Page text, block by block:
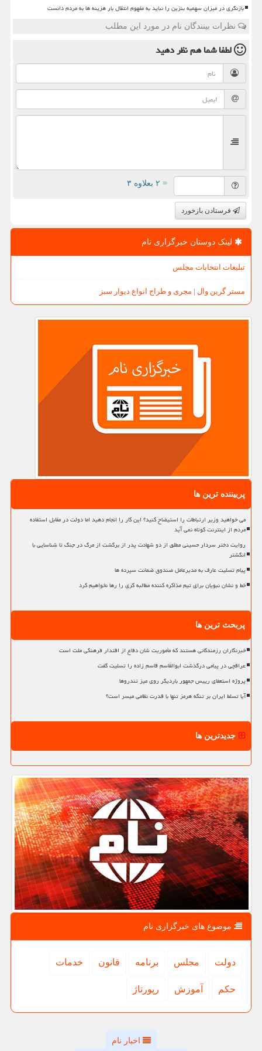
بازنگری در میزان سهمیه بنزین را نباید به مفهوم انتقال بار هزینه ها به مردم دانست
نظرات بینندگان نام در مورد این مطلب
لطفا شما همنظر دهید
= ۲ بعلاوه ۳
فرستادن بازخورد
لینک دوستان خبرگزاری نام
تبلیغات انتخابات مجلس
مستر گرین وال | مجری و طراح انواع دیوار سبز
پربیننده ترین ها
می خواهید وزیر ارتباطات را استیضاح کنید؟ این کار را انجام دهید اما دولت در مقابل استفاده
مردم از اینترنت کوتاه نمی آید
روایت دختر سردار حسینی مطلق از دو شهادت پدر از برگشت از مرگ در جنگ تا شناسایی با
انگشتر
پیام تسلیت عارف به مدیرعامل صندوق ضمانت سپرده ها
خط و نشان نبویان برای تیم مذاکره کننده مطالبه گری را رها نخواهیم کرد
پربحث ترین ها
خبرنگاران رزمندگانی هستند که مأموریت شان دفاع از اقتدار فرهنگی ملت است
عراقچی در پیامی درگذشت ابوالقاسم قاسم زاده را تسلیت گفت
پروژه استعفای رییس جمهور باردیگر روی میز تندروها
آیا تسلط ایران بر تنگه هرمز تنها با قدرت نظامی میسر است؟
جدیدترین ها
موضوع های خبرگزاری نام
دولت مجلس برنامه قانون خدمات
حكم آموزش رپورتاژ
اخبار نام